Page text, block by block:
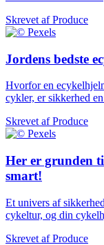
Skrevet afProduce
Jordens bedste
Hvorfor en
cykler, er sikkerhed
Skrevet afProduce
Her er grunden
smart!
Et univers af
cykeltur, og din
Skrevet afProduce